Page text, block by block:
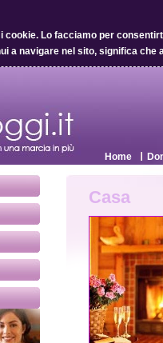
cookie.Lo facciamo per
a navigare nel sito, significa che
Home
Casa